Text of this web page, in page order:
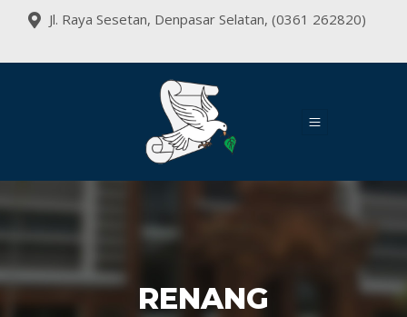
Jl. Raya Sesetan, Denpasar Selatan, (0361 262820)
RENANG